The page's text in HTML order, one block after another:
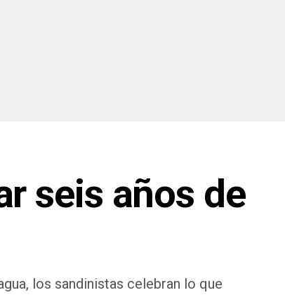
seis años de
los sandinistas celebran lo que